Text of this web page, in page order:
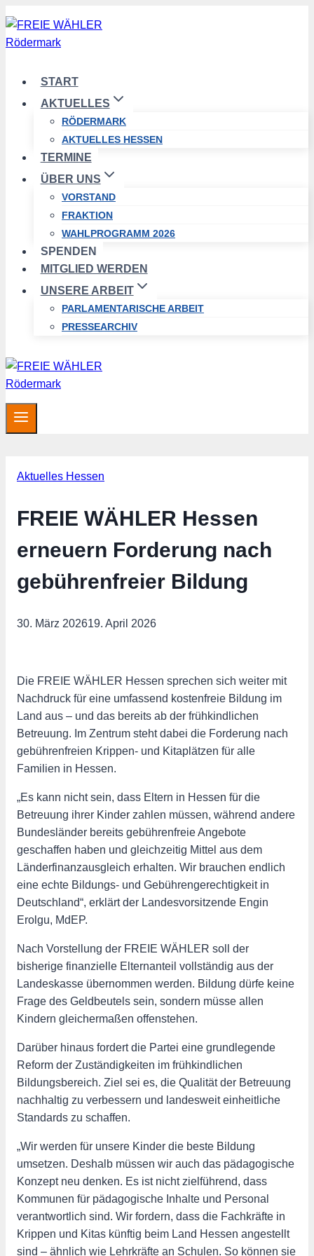
Zum
Inhalt
springen
START
AKTUELLES
RÖDERMARK
AKTUELLES HESSEN
TERMINE
ÜBER UNS
VORSTAND
FRAKTION
WAHLPROGRAMM 2026
SPENDEN
MITGLIED WERDEN
UNSERE ARBEIT
PARLAMENTARISCHE ARBEIT
PRESSEARCHIV
Aktuelles Hessen
FREIE WÄHLER Hessen
erneuern Forderung nach
gebührenfreier Bildung
30. März 202619. April 2026
Die FREIE WÄHLER Hessen sprechen sich weiter mit
Nachdruck für eine umfassend kostenfreie Bildung im
Land aus – und das bereits ab der frühkindlichen
Betreuung. Im Zentrum steht dabei die Forderung nach
gebührenfreien Krippen- und Kitaplätzen für alle
Familien in Hessen.
„Es kann nicht sein, dass Eltern in Hessen für die
Betreuung ihrer Kinder zahlen müssen, während andere
Bundesländer bereits gebührenfreie Angebote
geschaffen haben und gleichzeitig Mittel aus dem
Länderfinanzausgleich erhalten. Wir brauchen endlich
eine echte Bildungs- und Gebührengerechtigkeit in
Deutschland“, erklärt der Landesvorsitzende Engin
Erolgu, MdEP.
Nach Vorstellung der FREIE WÄHLER soll der
bisherige finanzielle Elternanteil vollständig aus der
Landeskasse übernommen werden. Bildung dürfe keine
Frage des Geldbeutels sein, sondern müsse allen
Kindern gleichermaßen offenstehen.
Darüber hinaus fordert die Partei eine grundlegende
Reform der Zuständigkeiten im frühkindlichen
Bildungsbereich. Ziel sei es, die Qualität der Betreuung
nachhaltig zu verbessern und landesweit einheitliche
Standards zu schaffen.
„Wir werden für unsere Kinder die beste Bildung
umsetzen. Deshalb müssen wir auch das pädagogische
Konzept neu denken. Es ist nicht zielführend, dass
Kommunen für pädagogische Inhalte und Personal
verantwortlich sind. Wir fordern, dass die Fachkräfte in
Krippen und Kitas künftig beim Land Hessen angestellt
sind – ähnlich wie Lehrkräfte an Schulen. So können sie